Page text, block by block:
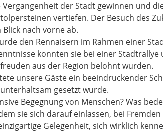
der Stadt gewinnen und
vertiefen. Der Besuch des
nach vorne ab.
den Rennaisern im Rahmen einer
konnten sie bei einer Stadtrallye
aus der Region belohnt wurden.
unsere Gäste ein beeindruckender
gesetzt wurde.
Begegnung von Menschen? Was
sie sich darauf einlassen, bei
Gelegenheit, sich wirklich